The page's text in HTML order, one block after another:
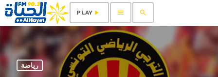
search
menu
play_arrow
PLAY
رياضة